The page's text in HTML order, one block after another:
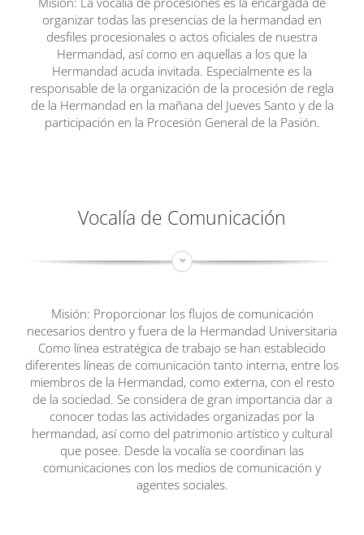
organizar todas las presencias de la hermandad en
desfiles procesionales o actos oficiales de nuestra
Hermandad, así como en aquellas a los que la
Hermandad acuda invitada. Especialmente es la
responsable de la organización de la procesión de regla
de la Hermandad en la mañana del Jueves Santo y de la
participación en la Procesión General de la Pasión.
Vocalía de Comunicación
Misión: Proporcionar los flujos de comunicación
necesarios dentro y fuera de la Hermandad Universitaria
Como línea estratégica de trabajo se han establecido
diferentes líneas de comunicación tanto interna, entre los
miembros de la Hermandad, como externa, con el resto
de la sociedad. Se considera de gran importancia dar a
conocer todas las actividades organizadas por la
hermandad, así como del patrimonio artístico y cultural
que posee. Desde la vocalía se coordinan las
comunicaciones con los medios de comunicación y
agentes sociales.